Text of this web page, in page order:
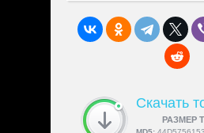
Скачать
РАЗМЕР
СКАЧАЛИ:4189